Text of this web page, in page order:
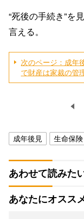
“死後の手続き”を
言える。
次のページ：成年
で財産は家裁の管
成年後見 生命保険
あわせて読みた
あなたにオスス